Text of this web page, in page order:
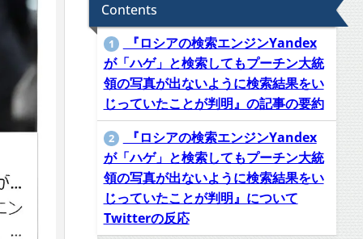
Contents
1
『ロシアの検索エンジンYandex
が「ハゲ」と検索してもプーチン大統
領の写真が出ないように検索結果をい
じっていたことが判明』の記事の要約
2
『ロシアの検索エンジンYandex
が「ハゲ」と検索してもプーチン大統
領の写真が出ないように検索結果をい
じっていたことが判明』について
Twitterの反応